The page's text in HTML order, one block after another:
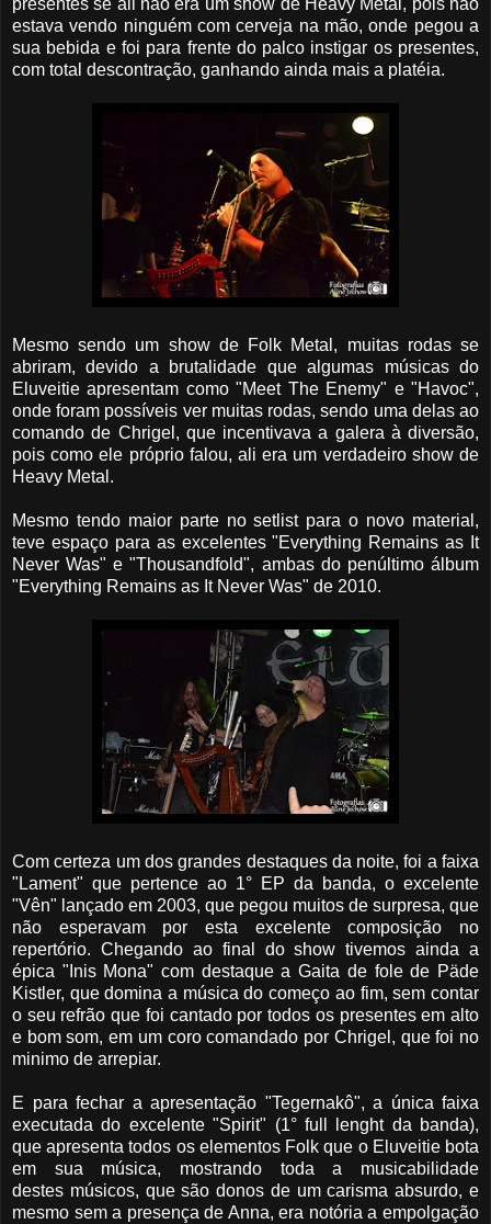
presentes se ali não era um show de Heavy Metal, pois não
estava vendo ninguém com cerveja na mão, onde pegou a
sua bebida e foi para frente do palco instigar os presentes,
com total descontração, ganhando ainda mais a platéia.
Mesmo sendo um show de Folk Metal, muitas rodas se
abriram, devido a brutalidade que algumas músicas do
Eluveitie apresentam como "Meet The Enemy" e "Havoc",
onde foram possíveis ver muitas rodas, sendo uma delas ao
comando de Chrigel, que incentivava a galera à diversão,
pois como ele próprio falou, ali era um verdadeiro show de
Heavy Metal.
Mesmo tendo maior parte no setlist para o novo material,
teve espaço para as excelentes "Everything Remains as It
Never Was" e "Thousandfold", ambas do penúltimo álbum
"Everything Remains as It Never Was" de 2010.
Com certeza um dos grandes destaques da noite, foi a faixa
"Lament" que pertence ao 1° EP da banda, o excelente
"Vên" lançado em 2003, que pegou muitos de surpresa, que
não esperavam por esta excelente composição no
repertório. Chegando ao final do show tivemos ainda a
épica "Inis Mona" com destaque a Gaita de fole de Päde
Kistler, que domina a música do começo ao fim, sem contar
o seu refrão que foi cantado por todos os presentes em alto
e bom som, em um coro comandado por Chrigel, que foi no
minimo de arrepiar.
E para fechar a apresentação "Tegernakô", a única faixa
executada do excelente "Spirit" (1° full lenght da banda),
que apresenta todos os elementos Folk que o Eluveitie bota
em sua música, mostrando toda a musicabilidade
destes músicos, que são donos de um carisma absurdo, e
mesmo sem a presença de Anna, era notória a empolgação